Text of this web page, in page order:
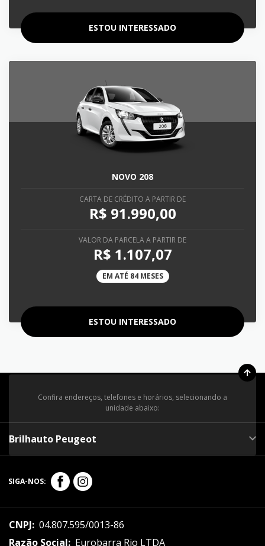
ESTOU INTERESSADO
NOVO 208
CARTA DE CRÉDITO A PARTIR DE
R$ 91.990,00
VALOR DA PARCELA A PARTIR DE
R$ 1.107,07
EM ATÉ 84 MESES
ESTOU INTERESSADO
Confira endereços, telefones e horários, selecionando a
unidade abaixo:
Brilhauto Peugeot
SIGA-NOS:
CNPJ: 04.807.595/0013-86
Razão Social: Eurobarra Rio LTDA